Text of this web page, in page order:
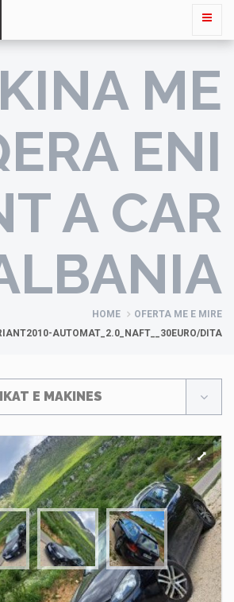
ME
ENI
A CAR
HOME
OFERTA ME E MIRE
AUTOMAT_2.0_NAFT__30EURO/DITA
E MAKINES